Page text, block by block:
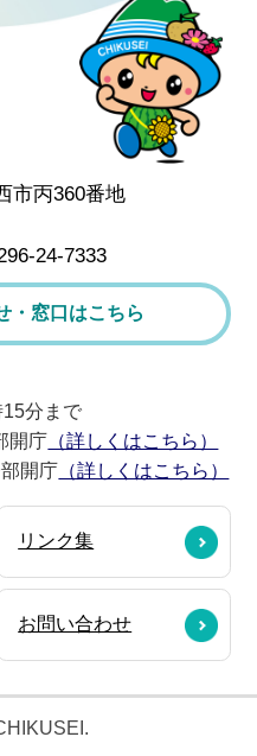
筑西市
市丙360番地
24-7333
・窓口はこちら
分まで
開庁 （詳しくはこちら）
開庁 （詳しくはこちら）
リンク集
お問い合わせ